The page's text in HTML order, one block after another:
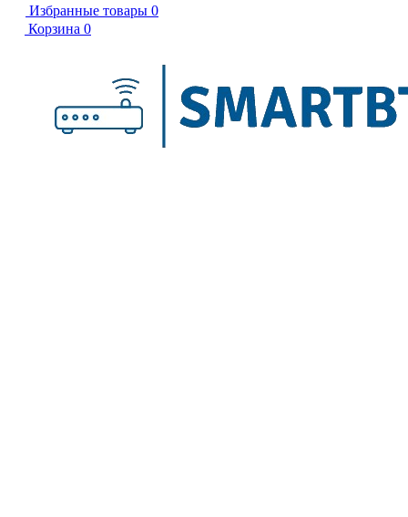
Избранные товары 0
Корзина 0